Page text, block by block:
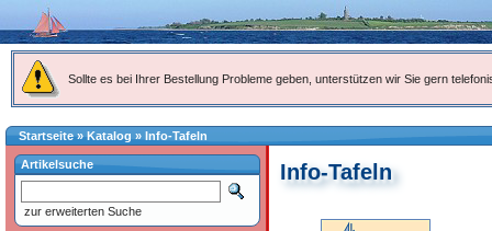
Sollte es bei Ihrer Bestellung Probleme geben, unterstützen wir Sie gern
Startseite»Katalog » Info-Tafeln
Info-Tafeln
Artikelsuche
zur erweiterten Suche